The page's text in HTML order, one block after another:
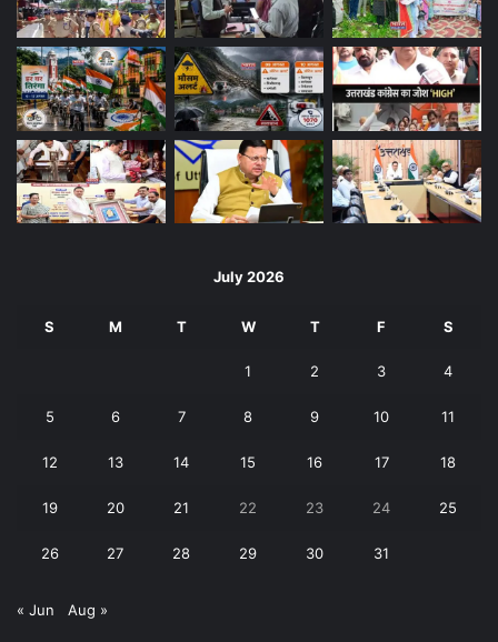
July 2026
S M T W T F S
1 2 3 4
5 6 7 8 9 10 11
12 13 14 15 16 17 18
19 20 21 22 23 24 25
26 27 28 29 30 31
« Jun Aug »